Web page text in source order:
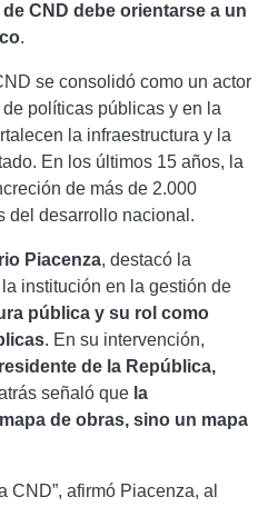
CND debe orientarse a un
.
se consolidó como un actor
políticas públicas y en la
la infraestructura y la
En los últimos 15 años, la
de más de 2.000
del desarrollo nacional.
Piacenza, destacó la
institución en la gestión de
pública y su rol como
. En su intervención,
de la República,
señaló que la
de obras, sino un mapa
CND”, afirmó Piacenza, al